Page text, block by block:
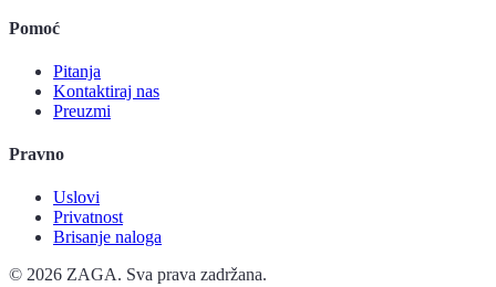
Pomoć
Pitanja
Kontaktiraj nas
Preuzmi
Pravno
Uslovi
Privatnost
Brisanje naloga
© 2026 ZAGA. Sva prava zadržana.